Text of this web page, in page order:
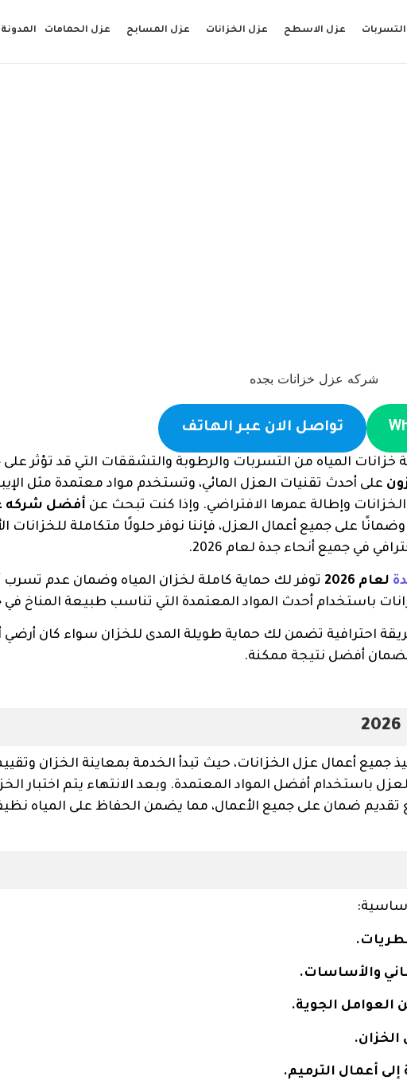
عزل الاسطح عزل الخزانات عزل المسابح عزل الحمامات المدونة
تواصل الان عبر الهاتف
خزانات المياه من التسربات والرطوبة والتشققات التي قد تؤثر على
على أحدث تقنيات العزل المائي، وتستخدم مواد معتمدة مثل
وإطالة عمرها الافتراضي. وإذا كنت تبحث عن أفضل شركه
على جميع أعمال العزل، فإننا نوفر حلولًا متكاملة للخزانات
في جميع أنحاء جدة لعام 2026.
لعام 2026
توفر لك حماية كاملة لخزان المياه وضمان عدم تسرب
باستخدام أحدث المواد المعتمدة التي تناسب طبيعة المناخ في
احترافية تضمن لك حماية طويلة المدى للخزان سواء كان أرضي
أفضل نتيجة ممكنة.
جميع أعمال عزل الخزانات، حيث تبدأ الخدمة بمعاينة الخزان
باستخدام أفضل المواد المعتمدة. وبعد الانتهاء يتم اختبار
ضمان على جميع الأعمال، مما يضمن الحفاظ على المياه
والأساسات.
العوامل الجوية.
الخزان.
أعمال الترميم.